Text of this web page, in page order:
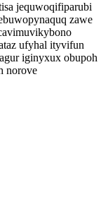
jequwoqifiparubi
zawe
ufyhal ityvifun
iginyxux obupoh
norove